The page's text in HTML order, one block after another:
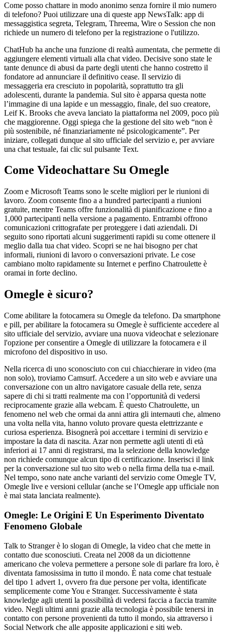
Come posso chattare in modo anonimo senza fornire il mio numero
di telefono? Puoi utilizzare una di queste app NewsTalk: app di
messaggistica segreta, Telegram, Threema, Wire o Session che non
richiede un numero di telefono per la registrazione o l'utilizzo.
ChatHub ha anche una funzione di realtà aumentata, che permette di
aggiungere elementi virtuali alla chat video. Decisive sono state le
tante denunce di abusi da parte degli utenti che hanno costretto il
fondatore ad annunciare il definitivo cease. Il servizio di
messaggeria era cresciuto in popolarità, soprattutto tra gli
adolescenti, durante la pandemia. Sul sito è apparsa questa notte
l’immagine di una lapide e un messaggio, finale, del suo creatore,
Leif K. Brooks che aveva lanciato la piattaforma nel 2009, poco più
che maggiorenne. Oggi spiega che la gestione del sito web “non è
più sostenibile, né finanziariamente né psicologicamente”. Per
iniziare, collegati dunque al sito ufficiale del servizio e, per avviare
una chat testuale, fai clic sul pulsante Text.
Come Videochattare Su Omegle
Zoom e Microsoft Teams sono le scelte migliori per le riunioni di
lavoro. Zoom consente fino a a hundred partecipanti a riunioni
gratuite, mentre Teams offre funzionalità di pianificazione e fino a
1,000 partecipanti nella versione a pagamento. Entrambi offrono
comunicazioni crittografate per proteggere i dati aziendali. Di
seguito sono riportati alcuni suggerimenti rapidi su come ottenere il
meglio dalla tua chat video. Scopri se ne hai bisogno per chat
informali, riunioni di lavoro o conversazioni private. Le cose
cambiano molto rapidamente su Internet e perfino Chatroulette è
oramai in forte declino.
Omegle è sicuro?
Come abilitare la fotocamera su Omegle da telefono. Da smartphone
e pill, per abilitare la fotocamera su Omegle è sufficiente accedere al
sito ufficiale del servizio, avviare una nuova videochat e selezionare
l'opzione per consentire a Omegle di utilizzare la fotocamera e il
microfono del dispositivo in uso.
Nella ricerca di uno sconosciuto con cui chiacchierare in video (ma
non solo), troviamo Camsurf. Accedere a un sito web e avviare una
conversazione con un altro navigatore casuale della rete, senza
sapere di chi si tratti realmente ma con l’opportunità di vedersi
reciprocamente grazie alla webcam. È questo Chatroulette, un
fenomeno nel web che ormai da anni attira gli internauti che, almeno
una volta nella vita, hanno voluto provare questa elettrizzante e
curiosa esperienza. Bisognerà poi accettare i termini di servizio e
impostare la data di nascita. Azar non permette agli utenti di età
inferiori ai 17 anni di registrarsi, ma la selezione della knowledge
non richiede comunque alcun tipo di certificazione. Inserisci il link
per la conversazione sul tuo sito web o nella firma della tua e-mail.
Nel tempo, sono nate anche varianti del servizio come Omegle TV,
Omegle live e versioni cellular (anche se l’Omegle app ufficiale non
è mai stata lanciata realmente).
Omegle: Le Origini E Un Esperimento Diventato
Fenomeno Globale
Talk to Stranger è lo slogan di Omegle, la video chat che mette in
contatto due sconosciuti. Creata nel 2008 da un diciottenne
americano che voleva permettere a persone sole di parlare fra loro, è
diventata famosissima in tutto il mondo. È nata come chat testuale
del tipo 1 advert 1, ovvero fra due persone per volta, identificate
semplicemente come You e Stranger. Successivamente è stata
knowledge agli utenti la possibilità di vedersi faccia a faccia tramite
video. Negli ultimi anni grazie alla tecnologia è possibile tenersi in
contatto con persone provenienti da tutto il mondo, sia attraverso i
Social Network che alle apposite applicazioni e siti web.